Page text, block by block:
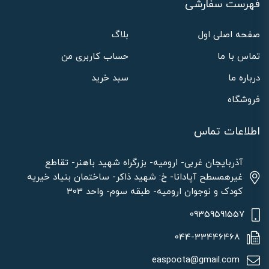
فهرست سفارشی
صفحه اصلی اول
بلاگ
تماس با ما
حساب کاربری من
درباره ما
سبد خرید
فروشگاه
اطلاعات تماس
آذربایجان غربی- ارومیه- بزرگراه شهید باهنر- تقاطع
غیرهمسطح آپادانا- خ: شهید ذاکر- ساختمان بنیاد خیریه
کودک و نوجوان ارومیه- طبقه سوم- واحد 303
09359591557
044-33446468
easpoota@gmail.com